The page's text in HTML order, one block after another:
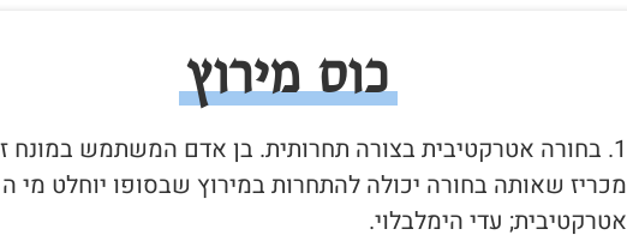
כוס מירוץ
1. בחורה אטרקטיבית בצורה תחרותית. בן אדם המשתמש במונח
מכריז שאותה בחורה יכולה להתחרות במירוץ שבסופו יוחלט מי
אטרקטיבית; עדי הימלבלוי.